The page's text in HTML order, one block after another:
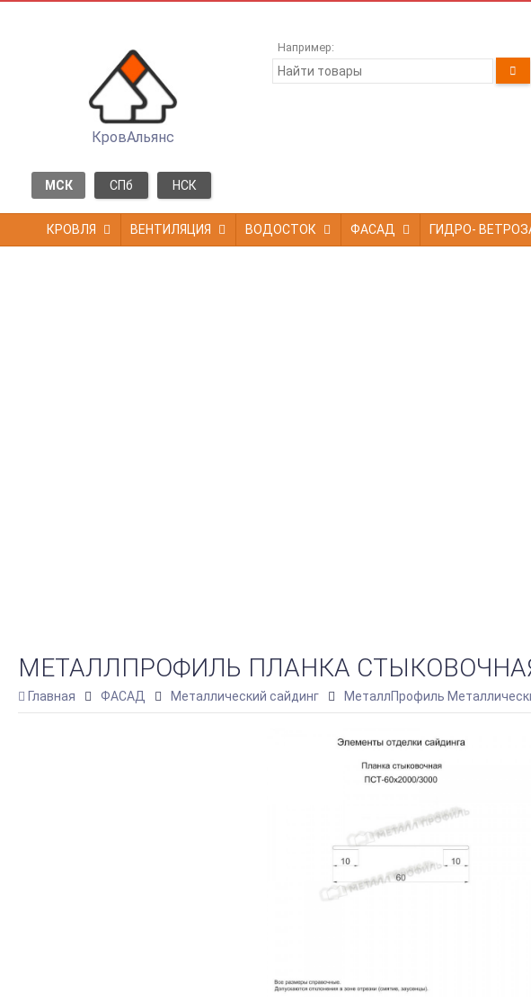
КровАльянс
МСК СПб НСК
Например:
КРОВЛЯ ВЕНТИЛЯЦИЯ ВОДОСТОК ФАСАД ГИДРО-
МЕТАЛЛПРОФИЛЬ ПЛАНКА СТЫКОВОЧНАЯ
Главная ФАСАД Металлический сайдинг МеталлПрофиль